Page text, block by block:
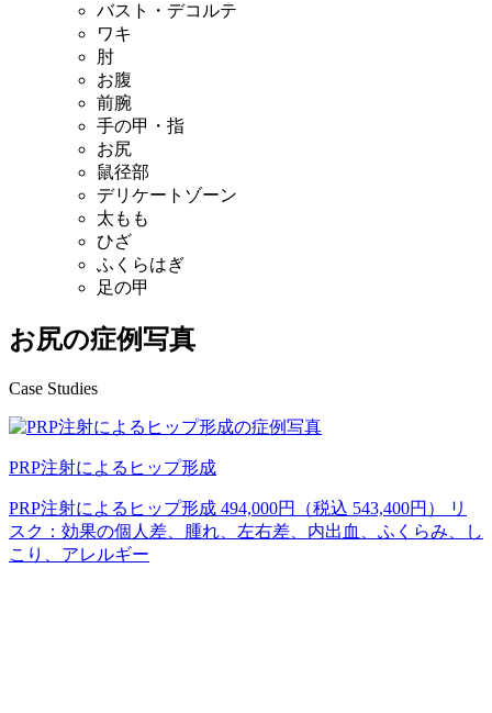
バスト・デコルテ
ワキ
肘
お腹
前腕
手の甲・指
お尻
鼠径部
デリケートゾーン
太もも
ひざ
ふくらはぎ
足の甲
お尻の症例写真
Case Studies
PRP注射によるヒップ形成
PRP注射によるヒップ形成 494,000円（税込 543,400円） リ
スク：効果の個人差、腫れ、左右差、内出血、ふくらみ、し
こり、アレルギー